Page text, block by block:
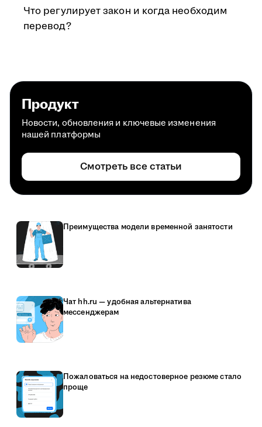
Что регулирует закон и когда необходим
перевод?
Продукт
Новости, обновления и ключевые изменения
нашей платформы
Смотреть все статьи
Преимущества модели временной занятости
Чат hh.ru — удобная альтернатива
мессенджерам
Пожаловаться на недостоверное резюме стало
проще